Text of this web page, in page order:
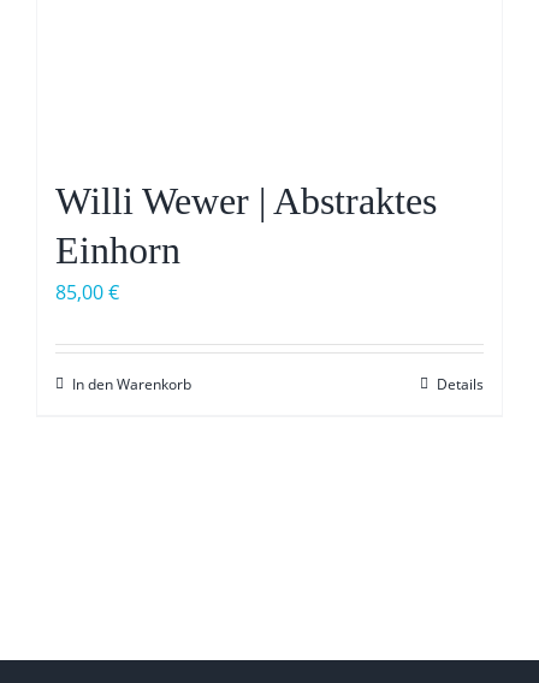
Willi Wewer | Abstraktes
Einhorn
85,00€
In den Warenkorb Details